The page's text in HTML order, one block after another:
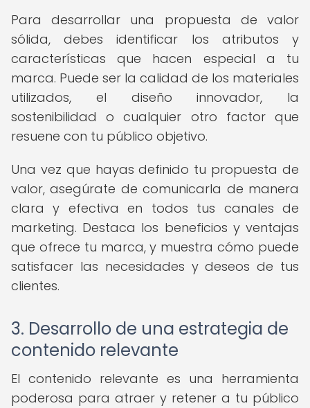
Para desarrollar una propuesta de valor
sólida, debes identificar los atributos y
características que hacen especial a tu
marca. Puede ser la calidad de los materiales
utilizados, el diseño innovador, la
sostenibilidad o cualquier otro factor que
resuene con tu público objetivo.
Una vez que hayas definido tu propuesta de
valor, asegúrate de comunicarla de manera
clara y efectiva en todos tus canales de
marketing. Destaca los beneficios y ventajas
que ofrece tu marca, y muestra cómo puede
satisfacer las necesidades y deseos de tus
clientes.
3. Desarrollo de una estrategia de
contenido relevante
El contenido relevante es una herramienta
poderosa para atraer y retener a tu público